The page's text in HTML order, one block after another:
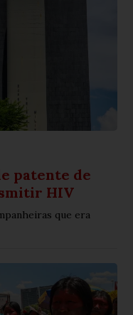
patente de
HIV
que era